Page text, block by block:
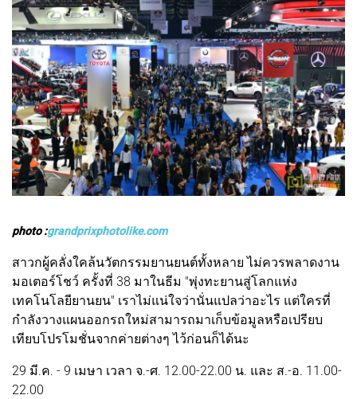
photo :grandprixphotolike.com
สาวกผู้คลั่งใคล้นวัตกรรมยานยนต์ทั้งหลาย ไม่ควรพลาดงาน
มอเตอร์โชว์ ครั้งที่ 38 มาในธีม "พุ่งทะยานสู่โลกแห่ง
เทคโนโลยียานยน" เราไม่แน่ใจว่านั่นแปลว่าอะไร แต่ใครที่
กำลังวางแผนออกรถใหม่สามารถมาเก็บข้อมูลหรือเปรียบ
เทียบโปรโมชั่นจากค่ายต่างๆ ไว้ก่อนก็ได้นะ
29 มี.ค. - 9 เมษา เวลา จ.-ศ. 12.00-22.00 น. และ ส.-อ. 11.00-
22.00